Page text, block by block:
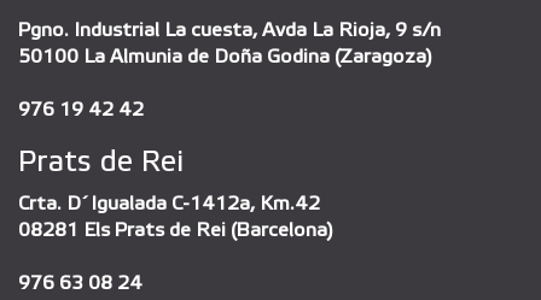
Pgno. Industrial La cuesta, Avda La Rioja, 9 s/n
50100 La Almunia de Doña Godina (Zaragoza)
976 19 42 42
Prats de Rei
Crta. D´Igualada C-1412a, Km.42
08281 Els Prats de Rei (Barcelona)
976 63 08 24